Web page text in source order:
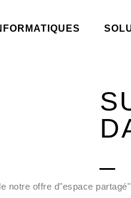
notre offre d"espace